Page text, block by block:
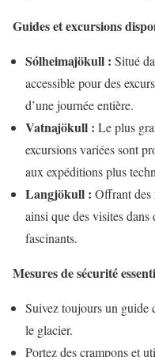
Guides et excursions
Sólheimajökull : Situé
accessible pour des
d’une journée entière.
Vatnajökull : Le plus
excursions variées sont
aux expéditions plus
Langjökull : Offrant des
ainsi que des visites
fascinants.
Mesures de sécurité
Suivez toujours un guide
le glacier.
Portez des crampons et